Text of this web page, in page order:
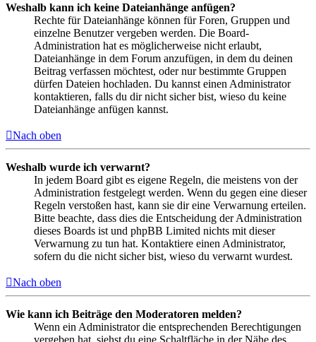
Weshalb kann ich keine Dateianhänge anfügen?
Rechte für Dateianhänge können für Foren, Gruppen und
einzelne Benutzer vergeben werden. Die Board-
Administration hat es möglicherweise nicht erlaubt,
Dateianhänge in dem Forum anzufügen, in dem du deinen
Beitrag verfassen möchtest, oder nur bestimmte Gruppen
dürfen Dateien hochladen. Du kannst einen Administrator
kontaktieren, falls du dir nicht sicher bist, wieso du keine
Dateianhänge anfügen kannst.
Nach oben
Weshalb wurde ich verwarnt?
In jedem Board gibt es eigene Regeln, die meistens von der
Administration festgelegt werden. Wenn du gegen eine dieser
Regeln verstoßen hast, kann sie dir eine Verwarnung erteilen.
Bitte beachte, dass dies die Entscheidung der Administration
dieses Boards ist und phpBB Limited nichts mit dieser
Verwarnung zu tun hat. Kontaktiere einen Administrator,
sofern du die nicht sicher bist, wieso du verwarnt wurdest.
Nach oben
Wie kann ich Beiträge den Moderatoren melden?
Wenn ein Administrator die entsprechenden Berechtigungen
vergeben hat, siehst du eine Schaltfläche in der Nähe des